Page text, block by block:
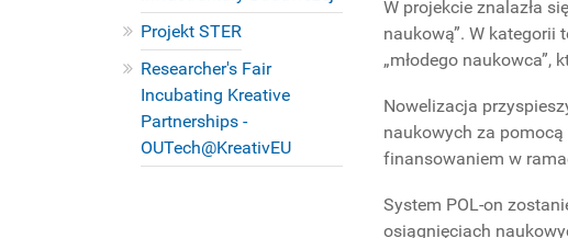
Projekt STER
Researcher's Fair
Incubating Kreative
Partnerships -
OUTech@KreativEU
W projekcie znalazła
naukową”. W kategorii
„młodego naukowca”,
Nowelizacja
naukowych za
finansowaniem w
System POL-on
osiągnięciach